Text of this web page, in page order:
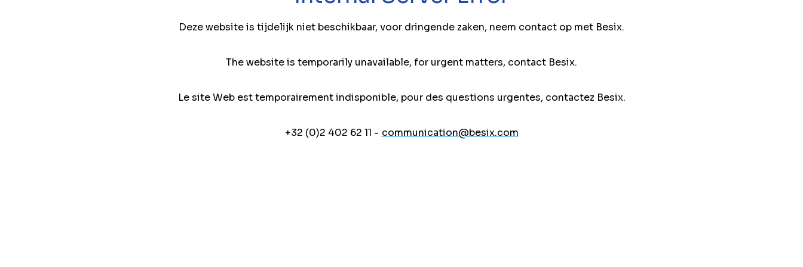
Deze website is tijdelijk niet beschikbaar, voor dringende zaken, neem contact op met Besix.
The website is temporarily unavailable, for urgent matters, contact Besix.
Le site Web est temporairement indisponible, pour des questions urgentes, contactez Besix.
+32 (0)2 402 62 11 - communication@besix.com